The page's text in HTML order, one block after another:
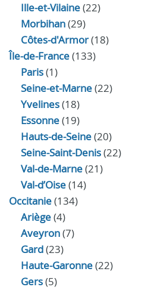
Ille-et-Vilaine(22)
Morbihan(29)
Côtes-d'Armor(18)
Île-de-France(133)
Paris(1)
Seine-et-Marne(22)
Yvelines(18)
Essonne(19)
Hauts-de-Seine(20)
Seine-Saint-Denis(22)
Val-de-Marne(21)
Val-d’Oise(14)
Occitanie(134)
Ariège(4)
Aveyron(7)
Gard(23)
Haute-Garonne(22)
Gers(5)